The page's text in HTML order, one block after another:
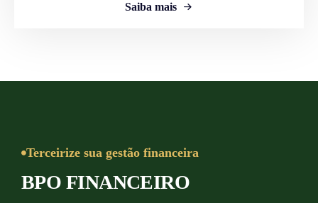
Saiba mais
Terceirize sua gestão financeira
BPO FINANCEIRO